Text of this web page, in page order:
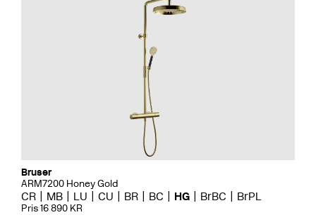
Bruser
ARM7200 Honey Gold
CR MB LU CU BR BC HG BrBC BrPL
Pris 16 890 KR